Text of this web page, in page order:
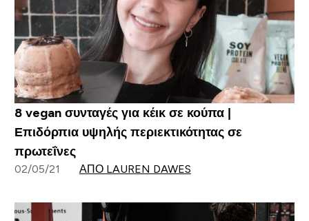
8 vegan συνταγές για κέικ σε κούπα |
Επιδόρπια υψηλής περιεκτικότητας σε
πρωτεΐνες
02/05/21 ΑΠΌ LAUREN DAWES